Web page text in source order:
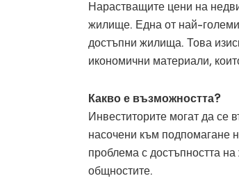
Нарастващите цени на
жилище. Една от най-
достъпни жилища. Това
икономични материали,
Какво е възможността?
Инвеститорите могат да се
насочени към подпомагане
проблема с достъпността
общностите.